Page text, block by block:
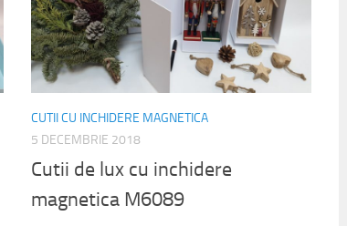
CUTII CU INCHIDERE MAGNETICA
5 DECEMBRIE 2018
Cutii de lux cu inchidere
magnetica M6089